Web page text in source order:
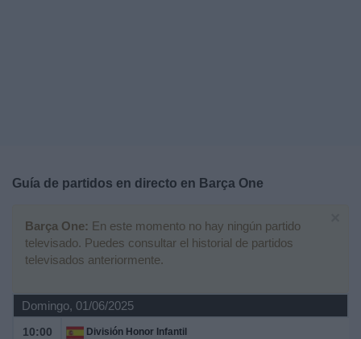
Guía de partidos en directo en Barça One
Barça One: En este momento no hay ningún partido
televisado. Puedes consultar el historial de partidos
televisados anteriormente.
Domingo, 01/06/2025
10:00
División Honor Infantil
Noticias
Widget